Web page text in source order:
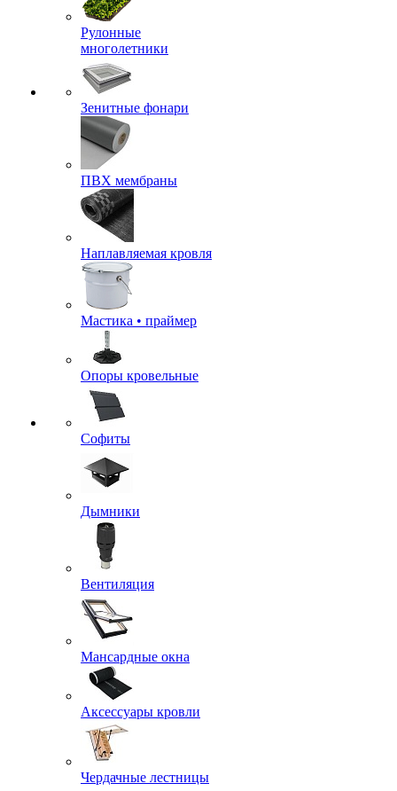
Рулонные
многолетники
Зенитные фонари
ПВХ мембраны
Наплавляемая кровля
Мастика • праймер
Опоры кровельные
Софиты
Дымники
Вентиляция
Мансардные окна
Аксессуары кровли
Чердачные лестницы